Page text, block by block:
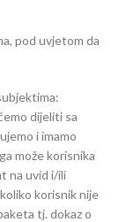
pod uvjetom da
dijeliti sa
i imamo
može korisnika
na uvid i/ili
korisnik nije
tj. dokaz o